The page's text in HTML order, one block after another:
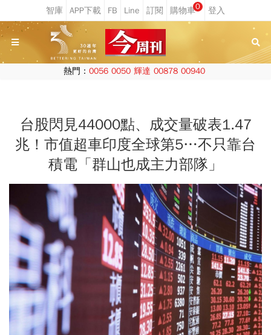
0
熱門： 0056 0050 輝達 00878 00940
台股閃見44000點、成交量破表1.47
兆！市值超車印度全球第5…不只靠台
積電「群山也成主力部隊」